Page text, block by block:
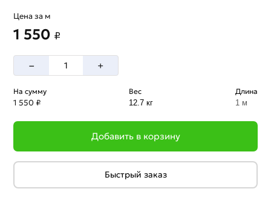
Цена за м
1 550 ₽
– +
На сумму
1 550 ₽
Вес
12.7 кг
Длина
1 м
Добавить в корзину
Быстрый заказ